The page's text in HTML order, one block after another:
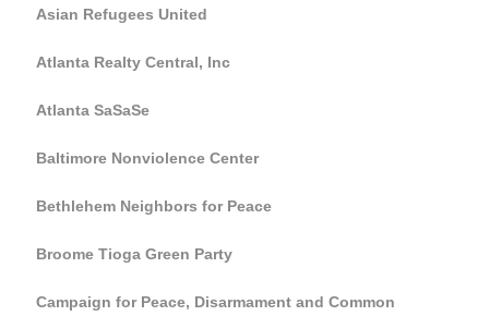
Asian Refugees United
Atlanta Realty Central, Inc
Atlanta SaSaSe
Baltimore Nonviolence Center
Bethlehem Neighbors for Peace
Broome Tioga Green Party
Campaign for Peace, Disarmament and Common